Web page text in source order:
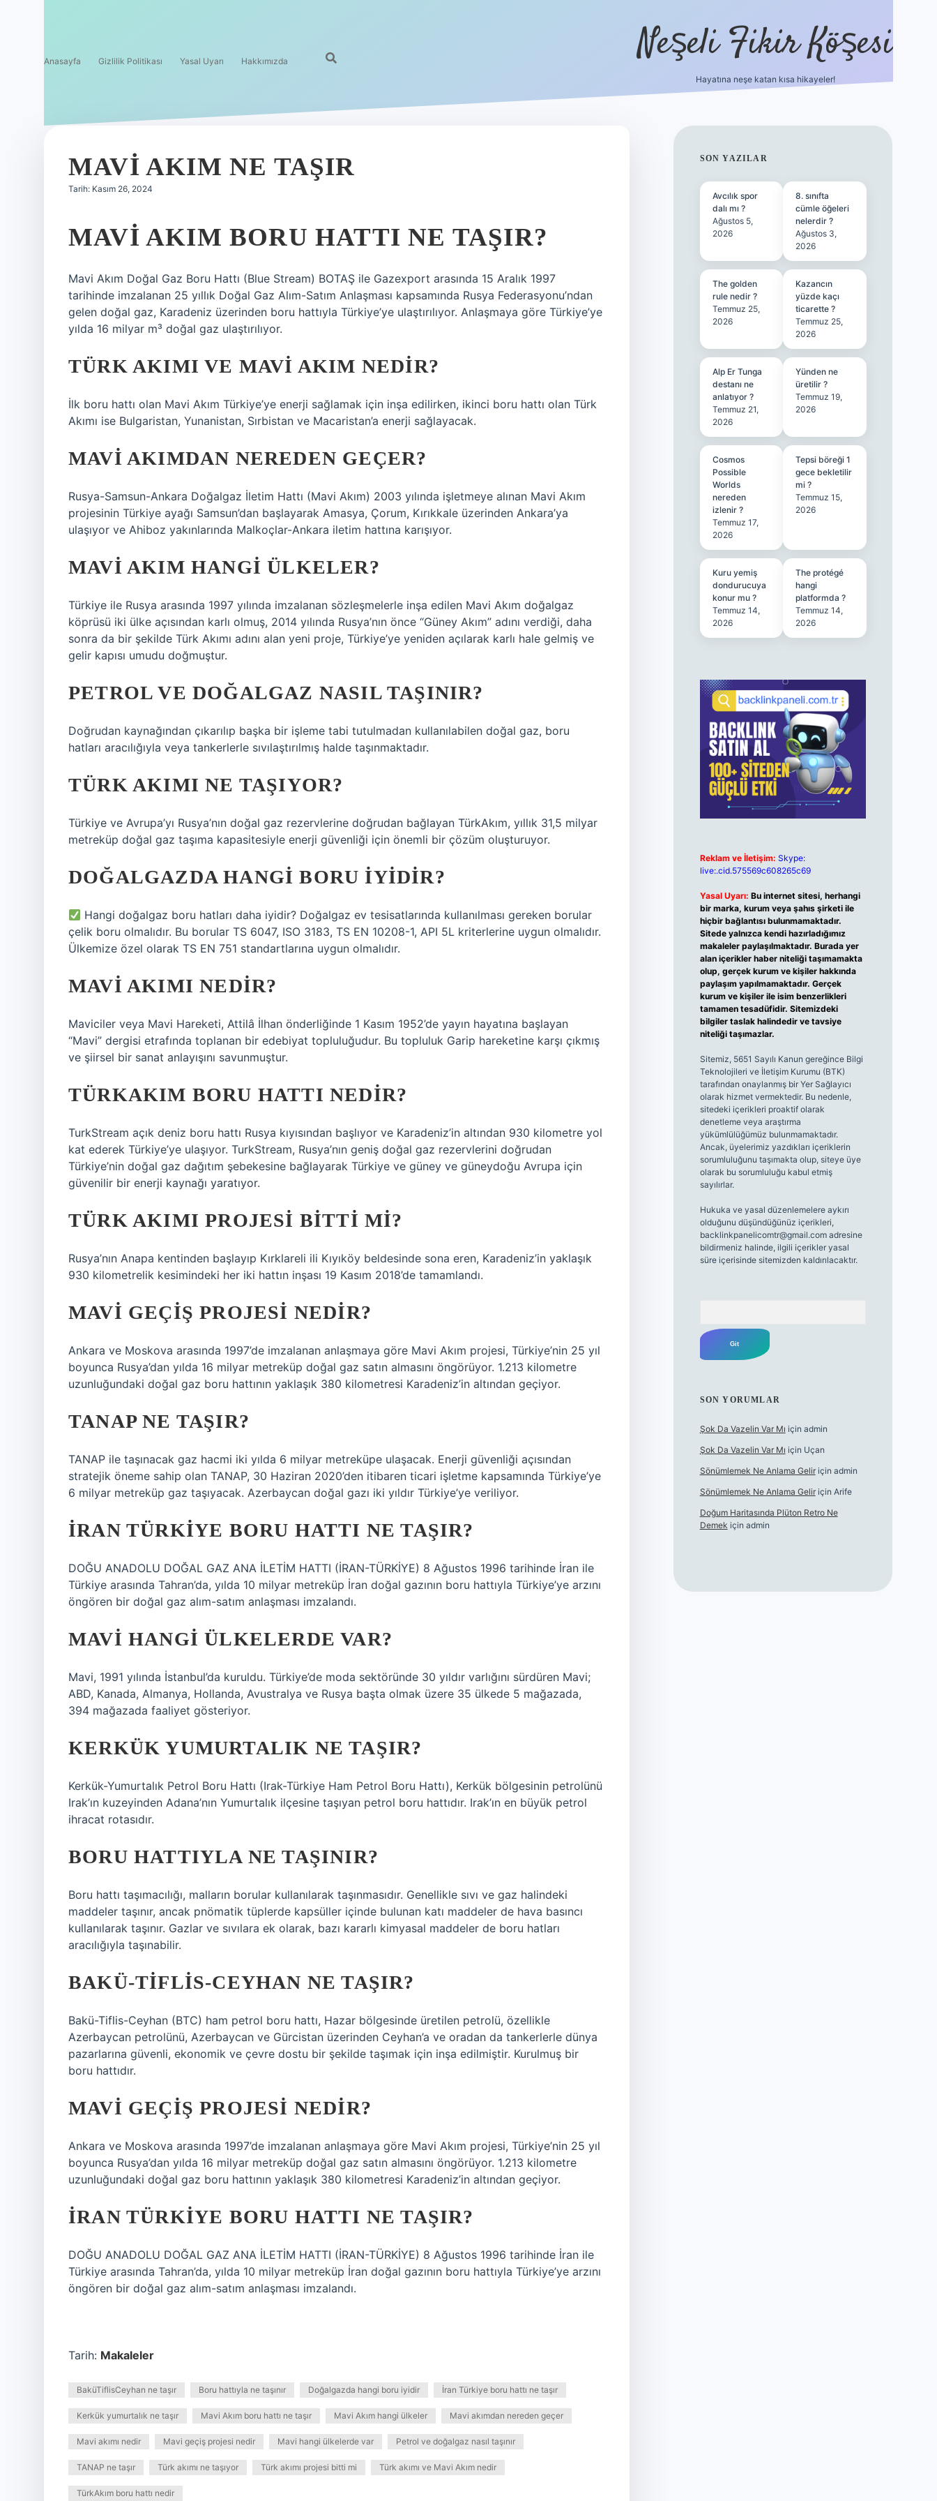
Anasayfa Gizlilik Politikası Yasal Uyarı Hakkımızda Neşeli Fikir Köşesi
Hayatına neşe katan kısa hikayeler!
MAVI AKIM NE TAŞIR
Tarih: Kasım 26, 2024
MAVI AKIM BORU HATTI NE TAŞIR?
Mavi Akım Doğal Gaz Boru Hattı (Blue Stream) BOTAŞ ile Gazexport arasında 15 Aralık 1997
tarihinde imzalanan 25 yıllık Doğal Gaz Alım-Satım Anlaşması kapsamında Rusya Federasyonu’ndan
gelen doğal gaz, Karadeniz üzerinden boru hattıyla Türkiye’ye ulaştırılıyor. Anlaşmaya göre Türkiye’ye
yılda 16 milyar m³ doğal gaz ulaştırılıyor.
TÜRK AKIMI VE MAVI AKIM NEDIR?
İlk boru hattı olan Mavi Akım Türkiye’ye enerji sağlamak için inşa edilirken, ikinci boru hattı olan Türk
Akımı ise Bulgaristan, Yunanistan, Sırbistan ve Macaristan’a enerji sağlayacak.
MAVI AKIMDAN NEREDEN GEÇER?
Rusya-Samsun-Ankara Doğalgaz İletim Hattı (Mavi Akım) 2003 yılında işletmeye alınan Mavi Akım
projesinin Türkiye ayağı Samsun’dan başlayarak Amasya, Çorum, Kırıkkale üzerinden Ankara’ya
ulaşıyor ve Ahiboz yakınlarında Malkoçlar-Ankara iletim hattına karışıyor.
MAVI AKIM HANGI ÜLKELER?
Türkiye ile Rusya arasında 1997 yılında imzalanan sözleşmelerle inşa edilen Mavi Akım doğalgaz
köprüsü iki ülke açısından karlı olmuş, 2014 yılında Rusya’nın önce “Güney Akım” adını verdiği, daha
sonra da bir şekilde Türk Akımı adını alan yeni proje, Türkiye’ye yeniden açılarak karlı hale gelmiş ve
gelir kapısı umudu doğmuştur.
PETROL VE DOĞALGAZ NASIL TAŞINIR?
Doğrudan kaynağından çıkarılıp başka bir işleme tabi tutulmadan kullanılabilen doğal gaz, boru
hatları aracılığıyla veya tankerlerle sıvılaştırılmış halde taşınmaktadır.
TÜRK AKIMI NE TAŞIYOR?
Türkiye ve Avrupa’yı Rusya’nın doğal gaz rezervlerine doğrudan bağlayan TürkAkım, yıllık 31,5 milyar
metreküp doğal gaz taşıma kapasitesiyle enerji güvenliği için önemli bir çözüm oluşturuyor.
DOĞALGAZDA HANGI BORU IYIDIR?
Hangi doğalgaz boru hatları daha iyidir? Doğalgaz ev tesisatlarında kullanılması gereken borular
çelik boru olmalıdır. Bu borular TS 6047, ISO 3183, TS EN 10208-1, API 5L kriterlerine uygun olmalıdır.
Ülkemize özel olarak TS EN 751 standartlarına uygun olmalıdır.
MAVI AKIMI NEDIR?
Maviciler veya Mavi Hareketi, Attilâ İlhan önderliğinde 1 Kasım 1952’de yayın hayatına başlayan
“Mavi” dergisi etrafında toplanan bir edebiyat topluluğudur. Bu topluluk Garip hareketine karşı çıkmış
ve şiirsel bir sanat anlayışını savunmuştur.
TÜRKAKIM BORU HATTI NEDIR?
TurkStream açık deniz boru hattı Rusya kıyısından başlıyor ve Karadeniz’in altından 930 kilometre yol
kat ederek Türkiye’ye ulaşıyor. TurkStream, Rusya’nın geniş doğal gaz rezervlerini doğrudan
Türkiye’nin doğal gaz dağıtım şebekesine bağlayarak Türkiye ve güney ve güneydoğu Avrupa için
güvenilir bir enerji kaynağı yaratıyor.
TÜRK AKIMI PROJESI BITTI MI?
Rusya’nın Anapa kentinden başlayıp Kırklareli ili Kıyıköy beldesinde sona eren, Karadeniz’in yaklaşık
930 kilometrelik kesimindeki her iki hattın inşası 19 Kasım 2018’de tamamlandı.
MAVI GEÇIŞ PROJESI NEDIR?
Ankara ve Moskova arasında 1997’de imzalanan anlaşmaya göre Mavi Akım projesi, Türkiye’nin 25 yıl
boyunca Rusya’dan yılda 16 milyar metreküp doğal gaz satın almasını öngörüyor. 1.213 kilometre
uzunluğundaki doğal gaz boru hattının yaklaşık 380 kilometresi Karadeniz’in altından geçiyor.
TANAP NE TAŞIR?
TANAP ile taşınacak gaz hacmi iki yılda 6 milyar metreküpe ulaşacak. Enerji güvenliği açısından
stratejik öneme sahip olan TANAP, 30 Haziran 2020’den itibaren ticari işletme kapsamında Türkiye’ye
6 milyar metreküp gaz taşıyacak. Azerbaycan doğal gazı iki yıldır Türkiye’ye veriliyor.
İRAN TÜRKIYE BORU HATTI NE TAŞIR?
DOĞU ANADOLU DOĞAL GAZ ANA İLETİM HATTI (İRAN-TÜRKİYE) 8 Ağustos 1996 tarihinde İran ile
Türkiye arasında Tahran’da, yılda 10 milyar metreküp İran doğal gazının boru hattıyla Türkiye’ye arzını
öngören bir doğal gaz alım-satım anlaşması imzalandı.
MAVI HANGI ÜLKELERDE VAR?
Mavi, 1991 yılında İstanbul’da kuruldu. Türkiye’de moda sektöründe 30 yıldır varlığını sürdüren Mavi;
ABD, Kanada, Almanya, Hollanda, Avustralya ve Rusya başta olmak üzere 35 ülkede 5 mağazada,
394 mağazada faaliyet gösteriyor.
KERKÜK YUMURTALIK NE TAŞIR?
Kerkük-Yumurtalık Petrol Boru Hattı (Irak-Türkiye Ham Petrol Boru Hattı), Kerkük bölgesinin petrolünü
Irak’ın kuzeyinden Adana’nın Yumurtalık ilçesine taşıyan petrol boru hattıdır. Irak’ın en büyük petrol
ihracat rotasıdır.
BORU HATTIYLA NE TAŞINIR?
Boru hattı taşımacılığı, malların borular kullanılarak taşınmasıdır. Genellikle sıvı ve gaz halindeki
maddeler taşınır, ancak pnömatik tüplerde kapsüller içinde bulunan katı maddeler de hava basıncı
kullanılarak taşınır. Gazlar ve sıvılara ek olarak, bazı kararlı kimyasal maddeler de boru hatları
aracılığıyla taşınabilir.
BAKÜ-TIFLIS-CEYHAN NE TAŞIR?
Bakü-Tiflis-Ceyhan (BTC) ham petrol boru hattı, Hazar bölgesinde üretilen petrolü, özellikle
Azerbaycan petrolünü, Azerbaycan ve Gürcistan üzerinden Ceyhan’a ve oradan da tankerlerle dünya
pazarlarına güvenli, ekonomik ve çevre dostu bir şekilde taşımak için inşa edilmiştir. Kurulmuş bir
boru hattıdır.
MAVI GEÇIŞ PROJESI NEDIR?
Ankara ve Moskova arasında 1997’de imzalanan anlaşmaya göre Mavi Akım projesi, Türkiye’nin 25 yıl
boyunca Rusya’dan yılda 16 milyar metreküp doğal gaz satın almasını öngörüyor. 1.213 kilometre
uzunluğundaki doğal gaz boru hattının yaklaşık 380 kilometresi Karadeniz’in altından geçiyor.
İRAN TÜRKIYE BORU HATTI NE TAŞIR?
DOĞU ANADOLU DOĞAL GAZ ANA İLETİM HATTI (İRAN-TÜRKİYE) 8 Ağustos 1996 tarihinde İran ile
Türkiye arasında Tahran’da, yılda 10 milyar metreküp İran doğal gazının boru hattıyla Türkiye’ye arzını
öngören bir doğal gaz alım-satım anlaşması imzalandı.
Tarih: Makaleler
BaküTiflisCeyhan ne taşır Boru hattıyla ne taşınır Doğalgazda hangi boru iyidir İran Türkiye boru hattı ne taşır
Kerkük yumurtalık ne taşır Mavi Akım boru hattı ne taşır Mavi Akım hangi ülkeler Mavi akımdan nereden geçer
Mavi akımı nedir Mavi geçiş projesi nedir Mavi hangi ülkelerde var Petrol ve doğalgaz nasıl taşınır
TANAP ne taşır Türk akımı ne taşıyor Türk akımı projesi bitti mi Türk akımı ve Mavi Akım nedir
TürkAkım boru hattı nedir
SIDEBAR
SON YAZILAR
Avcılık spor
dalı mı ?
Ağustos 5,
2026
8. sınıfta
cümle öğeleri
nelerdir ?
Ağustos 3,
2026
The golden
rule nedir ?
Temmuz 25,
2026
Kazancın
yüzde kaçı
ticarette ?
Temmuz 25,
2026
Alp Er Tunga
destanı ne
anlatıyor ?
Temmuz 21,
2026
Yünden ne
üretilir ?
Temmuz 19,
2026
Cosmos
Possible
Worlds
nereden
izlenir ?
Temmuz 17,
2026
Tepsi böreği 1
gece bekletilir
mi ?
Temmuz 15,
2026
Kuru yemiş
dondurucuya
konur mu ?
Temmuz 14,
2026
The protégé
hangi
platformda ?
Temmuz 14,
2026
Reklam ve İletişim: Skype:
live:.cid.575569c608265c69
Yasal Uyarı: Bu internet sitesi, herhangi
bir marka, kurum veya şahıs şirketi ile
hiçbir bağlantısı bulunmamaktadır.
Sitede yalnızca kendi hazırladığımız
makaleler paylaşılmaktadır. Burada yer
alan içerikler haber niteliği taşımamakta
olup, gerçek kurum ve kişiler hakkında
paylaşım yapılmamaktadır. Gerçek
kurum ve kişiler ile isim benzerlikleri
tamamen tesadüfidir. Sitemizdeki
bilgiler taslak halindedir ve tavsiye
niteliği taşımazlar.
Sitemiz, 5651 Sayılı Kanun gereğince Bilgi
Teknolojileri ve İletişim Kurumu (BTK)
tarafından onaylanmış bir Yer Sağlayıcı
olarak hizmet vermektedir. Bu nedenle,
sitedeki içerikleri proaktif olarak
denetleme veya araştırma
yükümlülüğümüz bulunmamaktadır.
Ancak, üyelerimiz yazdıkları içeriklerin
sorumluluğunu taşımakta olup, siteye üye
olarak bu sorumluluğu kabul etmiş
sayılırlar.
Hukuka ve yasal düzenlemelere aykırı
olduğunu düşündüğünüz içerikleri,
backlinkpanelicomtr@gmail.comadresine
bildirmeniz halinde, ilgili içerikler yasal
süre içerisinde sitemizden kaldırılacaktır.
SON YORUMLAR
Şok Da Vazelin Var Mı için admin
Şok Da Vazelin Var Mı için Uçan
Sönümlemek Ne Anlama Geliriçin admin
Sönümlemek Ne Anlama Geliriçin Arife
Doğum Haritasında Plüton Retro Ne
Demek için admin
ilbet giriş